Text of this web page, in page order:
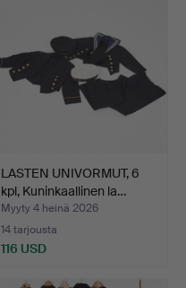
LASTEN UNIVORMUT, 6
kpl, Kuninkaallinen la…
Myyty 4 heinä 2026
14 tarjousta
116 USD